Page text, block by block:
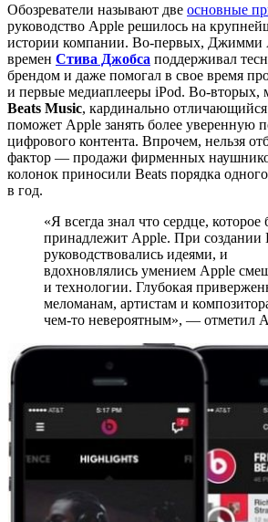
Обозреватели называют две основные
руководство Apple решилось на
истории компании. Во-первых, Джимми
времен Стива Джобса поддерживал
брендом и даже помогал в свое время
и первые медиаплееры iPod. Во-вторых,
Beats Music, кардинально
поможет Apple занять более уверенную
цифрового контента. Впрочем, нельзя
фактор — продажи фирменных
колонок приносили Beats порядка
в год.
«Я всегда знал что сердце, которое
принадлежит Apple. При создании
руководствовались идеями, и
вдохновлялись умением Apple
и технологии. Глубокая
меломанам, артистам и
чем-то невероятным», — отметил